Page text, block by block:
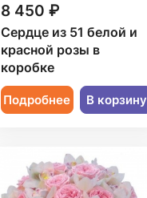
8 450 ₽
Сердце из 51 белой и
красной розы в
коробке
Подробнее В корзину